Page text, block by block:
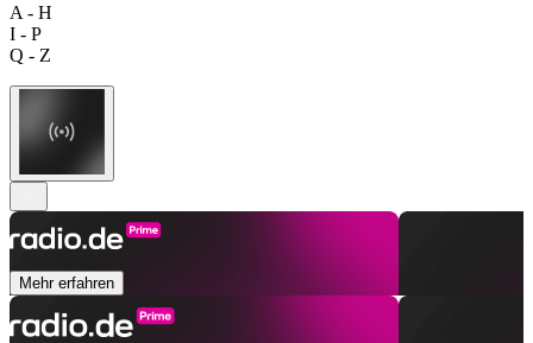
A - H
I - P
Q - Z
Mehr erfahren